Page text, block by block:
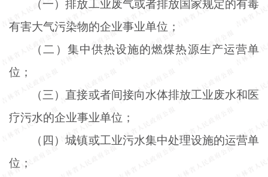
（一）排放工业废气或者排放国家规定的有毒
有害大气污染物的企业事业单位；
（二）集中供热设施的燃煤热源生产运营单
位；
（三）直接或者间接向水体排放工业废水和医
疗污水的企业事业单位；
（四）城镇或工业污水集中处理设施的运营单
位；